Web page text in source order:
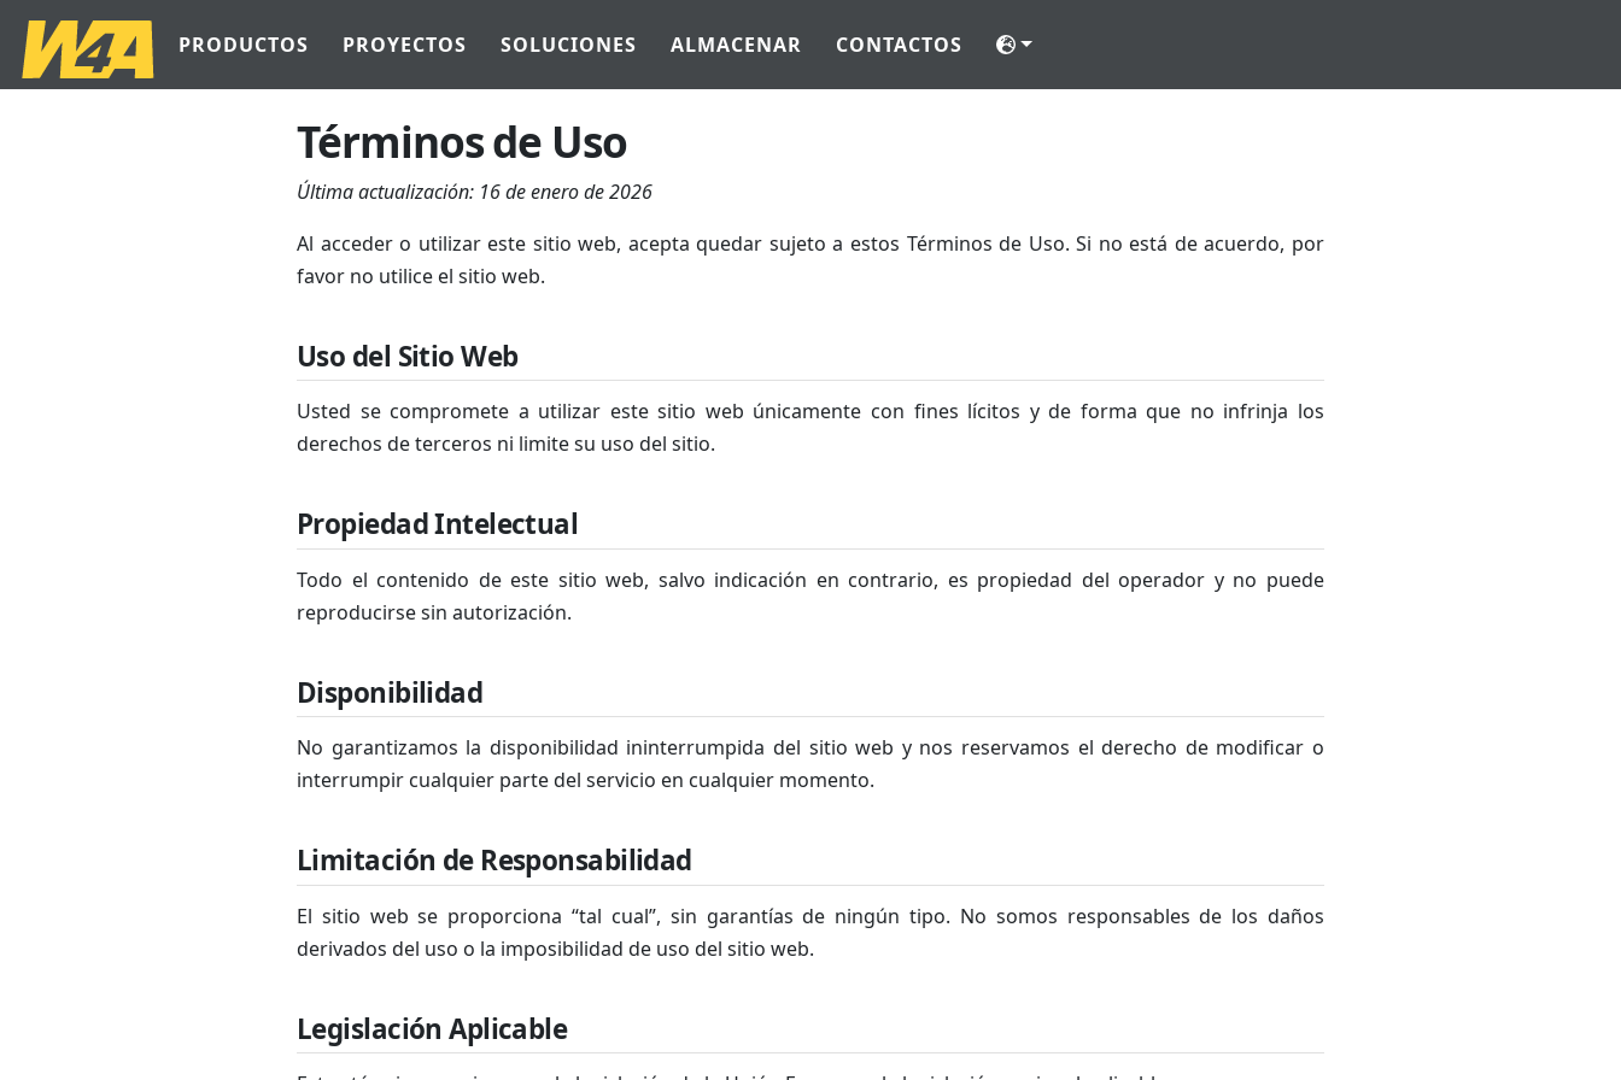
PRODUCTOS PROYECTOS SOLUCIONES ALMACENAR CONTACTOS
Términos de Uso
Última actualización: 16 de enero de 2026
Al acceder o utilizar este sitio web, acepta quedar sujeto a estos Términos de Uso. Si no está de acuerdo, por
favor no utilice el sitio web.
Uso del Sitio Web
Usted se compromete a utilizar este sitio web únicamente con fines lícitos y de forma que no infrinja los
derechos de terceros ni limite su uso del sitio.
Propiedad Intelectual
Todo el contenido de este sitio web, salvo indicación en contrario, es propiedad del operador y no puede
reproducirse sin autorización.
Disponibilidad
No garantizamos la disponibilidad ininterrumpida del sitio web y nos reservamos el derecho de modificar o
interrumpir cualquier parte del servicio en cualquier momento.
Limitación de Responsabilidad
El sitio web se proporciona “tal cual”, sin garantías de ningún tipo. No somos responsables de los daños
derivados del uso o la imposibilidad de uso del sitio web.
Legislación Aplicable